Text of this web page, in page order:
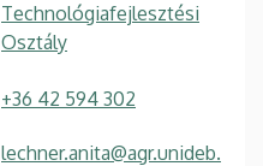
Technológiafejlesztési
Osztály
+36 42 594 302
lechner.anita@agr.unideb.